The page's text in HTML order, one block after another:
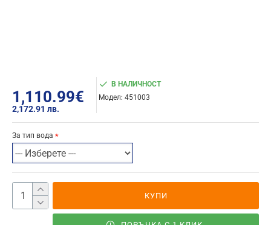
1,110.99€
2,172.91 лв.
В НАЛИЧНОСТ
Модел: 451003
За тип вода
КУПИ